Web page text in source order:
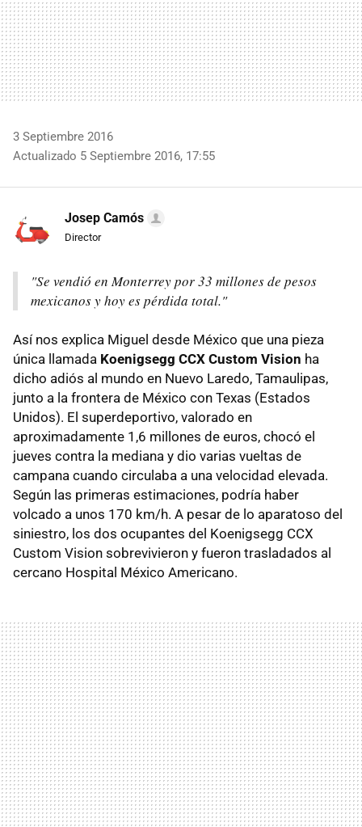
3 Septiembre 2016
Actualizado 5 Septiembre 2016, 17:55
Josep Camós
Director
"Se vendió en Monterrey por 33 millones de pesos
mexicanos y hoy es pérdida total."
Así nos explica Miguel desde México que una pieza
única llamada Koenigsegg CCX Custom Vision ha
dicho adiós al mundo en Nuevo Laredo, Tamaulipas,
junto a la frontera de México con Texas (Estados
Unidos). El superdeportivo, valorado en
aproximadamente 1,6 millones de euros, chocó el
jueves contra la mediana y dio varias vueltas de
campana cuando circulaba a una velocidad elevada.
Según las primeras estimaciones, podría haber
volcado a unos 170 km/h. A pesar de lo aparatoso del
siniestro, los dos ocupantes del Koenigsegg CCX
Custom Vision sobrevivieron y fueron trasladados al
cercano Hospital México Americano.